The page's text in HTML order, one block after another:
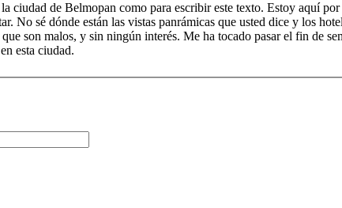
ciudad de Belmopan como para escribir este texto. Estoy aquí
No sé dónde están las vistas panrámicas que usted dice y los
son malos, y sin ningún interés. Me ha tocado pasar el fin de
esta ciudad.